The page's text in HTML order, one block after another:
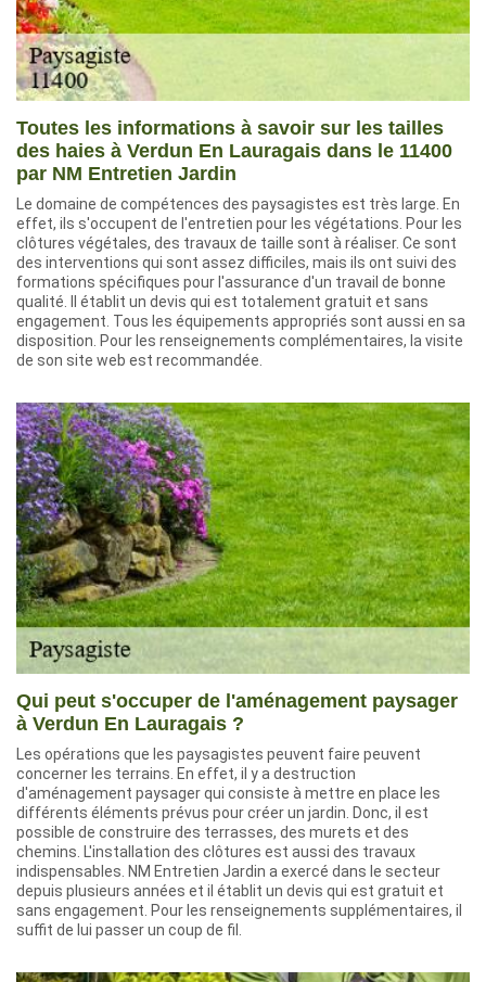
Toutes les informations à savoir sur les tailles
des haies à Verdun En Lauragais dans le 11400
par NM Entretien Jardin
Le domaine de compétences des paysagistes est très large. En
effet, ils s'occupent de l'entretien pour les végétations. Pour les
clôtures végétales, des travaux de taille sont à réaliser. Ce sont
des interventions qui sont assez difficiles, mais ils ont suivi des
formations spécifiques pour l'assurance d'un travail de bonne
qualité. Il établit un devis qui est totalement gratuit et sans
engagement. Tous les équipements appropriés sont aussi en sa
disposition. Pour les renseignements complémentaires, la visite
de son site web est recommandée.
Qui peut s'occuper de l'aménagement paysager
à Verdun En Lauragais ?
Les opérations que les paysagistes peuvent faire peuvent
concerner les terrains. En effet, il y a destruction
d'aménagement paysager qui consiste à mettre en place les
différents éléments prévus pour créer un jardin. Donc, il est
possible de construire des terrasses, des murets et des
chemins. L'installation des clôtures est aussi des travaux
indispensables. NM Entretien Jardin a exercé dans le secteur
depuis plusieurs années et il établit un devis qui est gratuit et
sans engagement. Pour les renseignements supplémentaires, il
suffit de lui passer un coup de fil.